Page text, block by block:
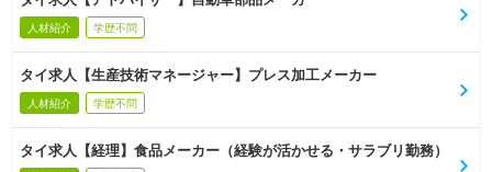
人材紹介 学歴不問
タイ求人【生産技術マネージャー】プレス加工メーカー
人材紹介 学歴不問
タイ求人【経理】食品メーカー（経験が活かせる・サラブリ勤務）